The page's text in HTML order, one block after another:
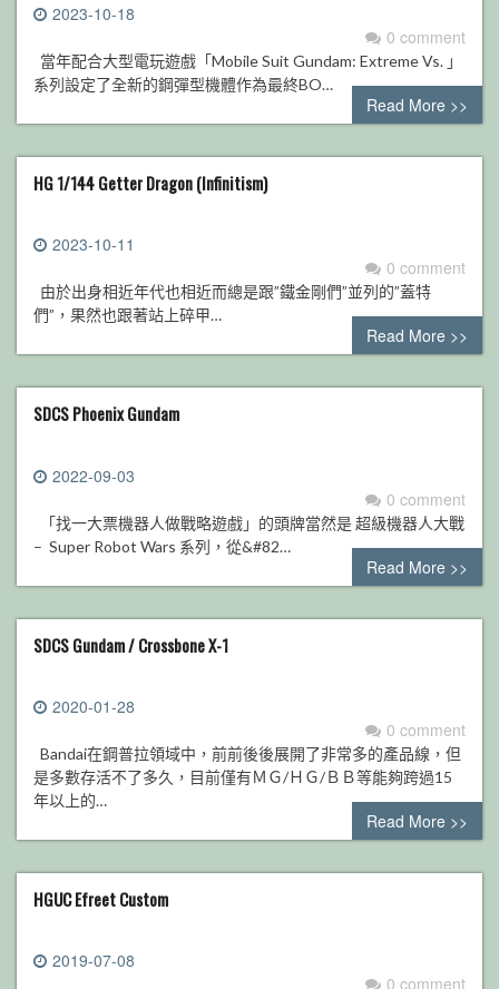
2023-10-18
0 comment
當年配合大型電玩遊戲「Mobile Suit Gundam: Extreme Vs. 」
系列設定了全新的鋼彈型機體作為最終BO…
Read More >>
HG 1/144 Getter Dragon (Infinitism)
2023-10-11
0 comment
由於出身相近年代也相近而總是跟”鐵金剛們”並列的”蓋特
們”，果然也跟著站上碎甲…
Read More >>
SDCS Phoenix Gundam
2022-09-03
0 comment
「找一大票機器人做戰略遊戲」的頭牌當然是 超級機器人大戰
– Super Robot Wars 系列，從&#82…
Read More >>
SDCS Gundam / Crossbone X-1
2020-01-28
0 comment
Bandai在鋼普拉領域中，前前後後展開了非常多的產品線，但
是多數存活不了多久，目前僅有ＭＧ/ＨＧ/ＢＢ等能夠跨過15
年以上的…
Read More >>
HGUC Efreet Custom
2019-07-08
0 comment